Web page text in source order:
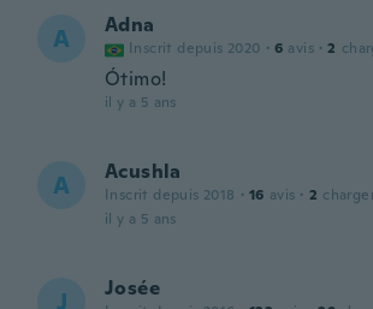
A Adna
Inscrit depuis 2020 · 6 avis · 2
Ótimo!
il y a 5 ans
A Acushla
Inscrit depuis 2018 · 16 avis · 2
il y a 5 ans
J Josée